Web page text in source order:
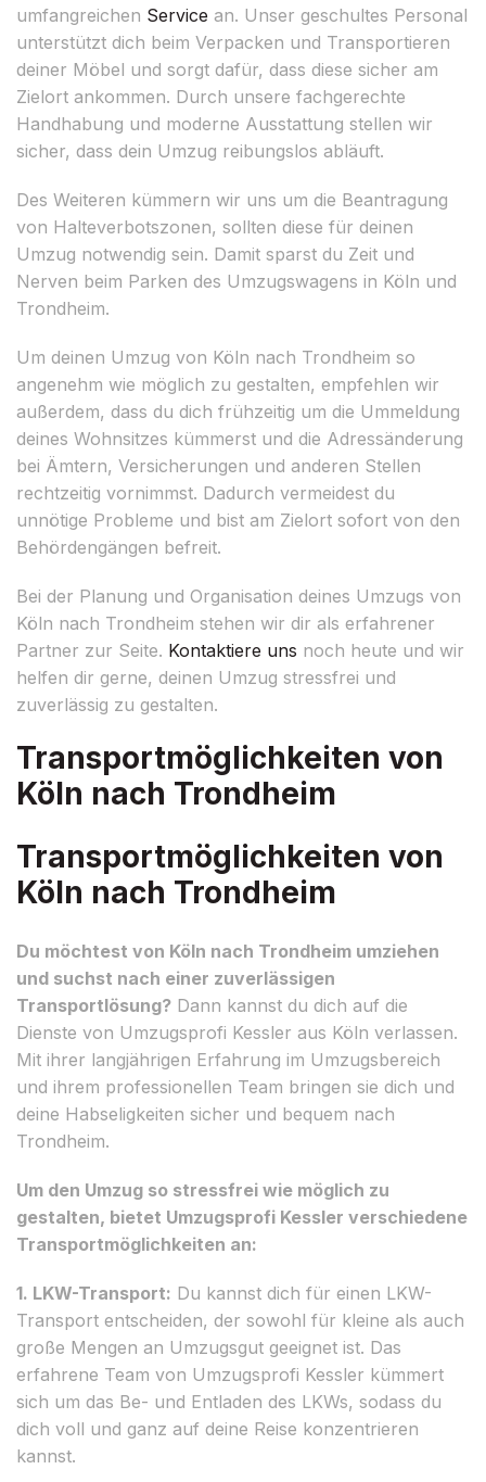
umfangreichen Service an. Unser geschultes Personal
unterstützt dich beim Verpacken und Transportieren
deiner Möbel und sorgt dafür, dass diese sicher am
Zielort ankommen. Durch unsere fachgerechte
Handhabung und moderne Ausstattung stellen wir
sicher, dass dein Umzug reibungslos abläuft.
Des Weiteren kümmern wir uns um die Beantragung
von Halteverbotszonen, sollten diese für deinen
Umzug notwendig sein. Damit sparst du Zeit und
Nerven beim Parken des Umzugswagens in Köln und
Trondheim.
Um deinen Umzug von Köln nach Trondheim so
angenehm wie möglich zu gestalten, empfehlen wir
außerdem, dass du dich frühzeitig um die Ummeldung
deines Wohnsitzes kümmerst und die Adressänderung
bei Ämtern, Versicherungen und anderen Stellen
rechtzeitig vornimmst. Dadurch vermeidest du
unnötige Probleme und bist am Zielort sofort von den
Behördengängen befreit.
Bei der Planung und Organisation deines Umzugs von
Köln nach Trondheim stehen wir dir als erfahrener
Partner zur Seite. Kontaktiere uns noch heute und wir
helfen dir gerne, deinen Umzug stressfrei und
zuverlässig zu gestalten.
Transportmöglichkeiten von
Köln nach Trondheim
Transportmöglichkeiten von
Köln nach Trondheim
Du möchtest von Köln nach Trondheim umziehen
und suchst nach einer zuverlässigen
Transportlösung? Dann kannst du dich auf die
Dienste von Umzugsprofi Kessler aus Köln verlassen.
Mit ihrer langjährigen Erfahrung im Umzugsbereich
und ihrem professionellen Team bringen sie dich und
deine Habseligkeiten sicher und bequem nach
Trondheim.
Um den Umzug so stressfrei wie möglich zu
gestalten, bietet Umzugsprofi Kessler verschiedene
Transportmöglichkeiten an:
1. LKW-Transport: Du kannst dich für einen LKW-
Transport entscheiden, der sowohl für kleine als auch
große Mengen an Umzugsgut geeignet ist. Das
erfahrene Team von Umzugsprofi Kessler kümmert
sich um das Be- und Entladen des LKWs, sodass du
dich voll und ganz auf deine Reise konzentrieren
kannst.